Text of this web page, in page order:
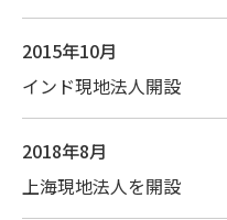
2015年10月
インド現地法人開設
2018年8月
上海現地法人を開設